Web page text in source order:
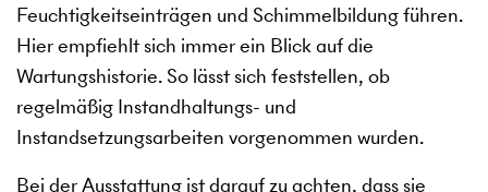
Feuchtigkeitseinträgen und Schimmelbildung führen.
Hier empfiehlt sich immer ein Blick auf die
Wartungshistorie. So lässt sich feststellen, ob
regelmäßig Instandhaltungs- und
Instandsetzungsarbeiten vorgenommen wurden.
Bei der Ausstattung ist darauf zu achten, dass sie